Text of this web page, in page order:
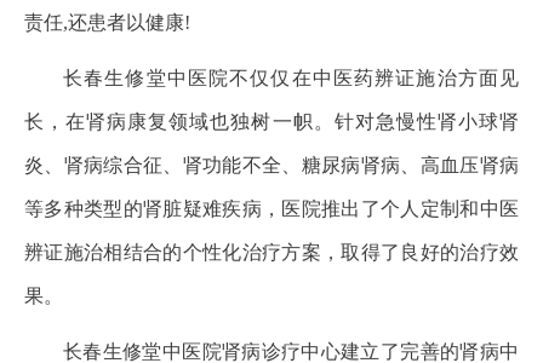
责任,还患者以健康!
长春生修堂中医院不仅仅在中医药辨证施治方面见
长，在肾病康复领域也独树一帜。针对急慢性肾小球肾
炎、肾病综合征、肾功能不全、糖尿病肾病、高血压肾病
等多种类型的肾脏疑难疾病，医院推出了个人定制和中医
辨证施治相结合的个性化治疗方案，取得了良好的治疗效
果。
长春生修堂中医院肾病诊疗中心建立了完善的肾病中